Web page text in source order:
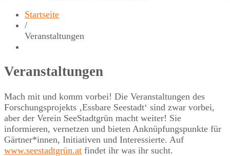
Startseite
/
Veranstaltungen
Veranstaltungen
Mach mit und komm vorbei! Die Veranstaltungen des
Forschungsprojekts ‚Essbare Seestadt‘ sind zwar vorbei,
aber der Verein SeeStadtgrün macht weiter! Sie
informieren, vernetzen und bieten Anknüpfungspunkte für
Gärtner*innen, Initiativen und Interessierte. Auf
www.seestadtgrün.at findet ihr was ihr sucht.